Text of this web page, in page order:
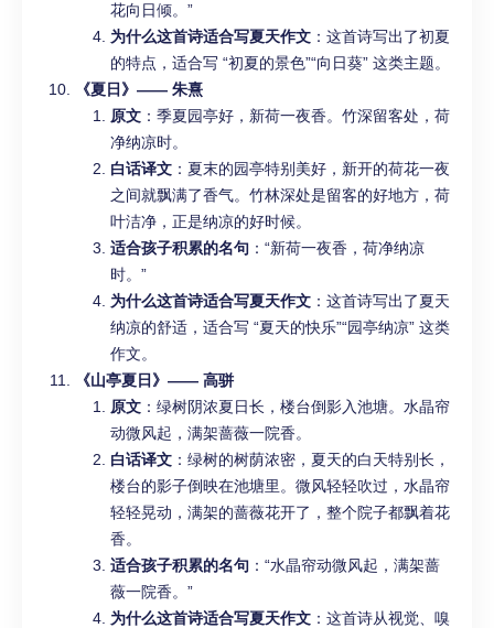
花向日倾。”
为什么这首诗适合写夏天作文 ：这首诗写出了初夏
的特点，适合写 “初夏的景色”“向日葵” 这类主题。
《夏日》—— 朱熹
原文 ：季夏园亭好，新荷一夜香。竹深留客处，荷
净纳凉时。
白话译文 ：夏末的园亭特别美好，新开的荷花一夜
之间就飘满了香气。竹林深处是留客的好地方，荷
叶洁净，正是纳凉的好时候。
适合孩子积累的名句 ：“新荷一夜香，荷净纳凉
时。”
为什么这首诗适合写夏天作文 ：这首诗写出了夏天
纳凉的舒适，适合写 “夏天的快乐”“园亭纳凉” 这类
作文。
《山亭夏日》—— 高骈
原文 ：绿树阴浓夏日长，楼台倒影入池塘。水晶帘
动微风起，满架蔷薇一院香。
白话译文 ：绿树的树荫浓密，夏天的白天特别长，
楼台的影子倒映在池塘里。微风轻轻吹过，水晶帘
轻轻晃动，满架的蔷薇花开了，整个院子都飘着花
香。
适合孩子积累的名句 ：“水晶帘动微风起，满架蔷
薇一院香。”
为什么这首诗适合写夏天作文 ：这首诗从视觉、嗅